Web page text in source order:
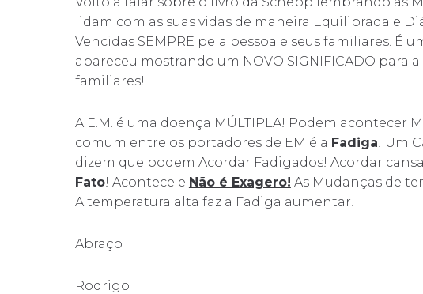
lidam com as suas vidas de maneira Equilibrada e
Vencidas SEMPRE pela pessoa e seus familiares. É
apareceu mostrando um NOVO SIGNIFICADO para
familiares!
A E.M. é uma doença MÚLTIPLA! Podem acontecer
comum entre os portadores de EM é a Fadiga! Um
dizem que podem Acordar Fadigados! Acordar
Fato! Acontece e Não é Exagero! As Mudanças de
A temperatura alta faz a Fadiga aumentar!
Abraço
Rodrigo